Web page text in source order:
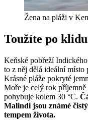
Žena na pláži v
Toužíte po
Keňské pobřeží
to z něj dělá ideální
Krásné pláže pokryté
Moře je celý rok příjemně
pohybuje kolem 30 °C.
Malindi jsou známé
tempem života.